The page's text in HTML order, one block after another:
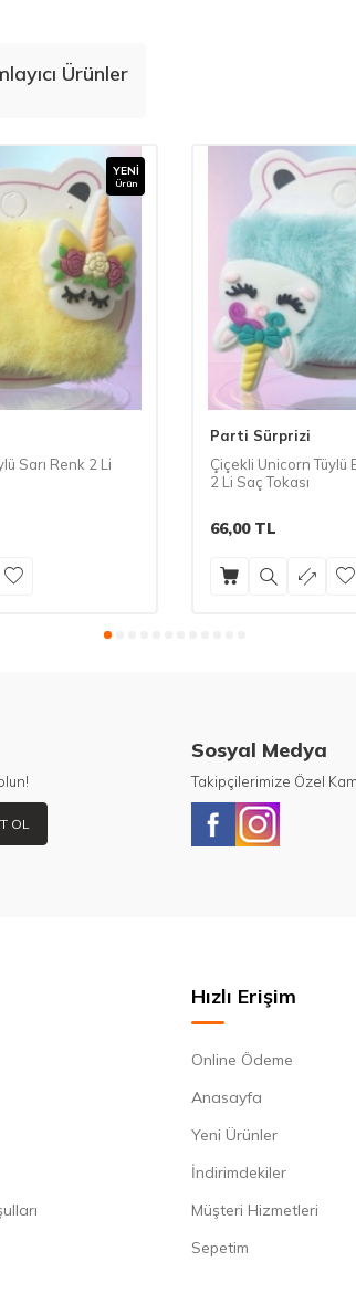
Ürünler
YENI
Ürün
Sarı Renk 2 Li
Parti Sürprizi
Çiçekli Unicorn Tüylü
2 Li Saç Tokası
66,00TL
OL
Sosyal Medya
Takipçilerimize Özel
Hızlı Erişim
Online Ödeme
Anasayfa
Yeni Ürünler
İndirimdekiler
Müşteri Hizmetleri
Sepetim